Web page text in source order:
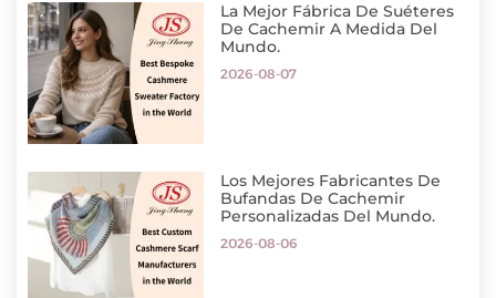
La Mejor Fábrica De Suéteres
De Cachemir A Medida Del
Mundo.
2026-08-07
Los Mejores Fabricantes De
Bufandas De Cachemir
Personalizadas Del Mundo.
2026-08-06